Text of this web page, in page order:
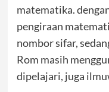
matematika.
pengiraan
nombor sifar,
Rom masih
dipelajari, juga